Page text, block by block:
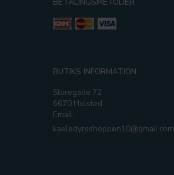
BUTIKS INFORMATION
Storegade 72
6670 Holsted
Email:
kaeledyrsshoppen10@gmail.com